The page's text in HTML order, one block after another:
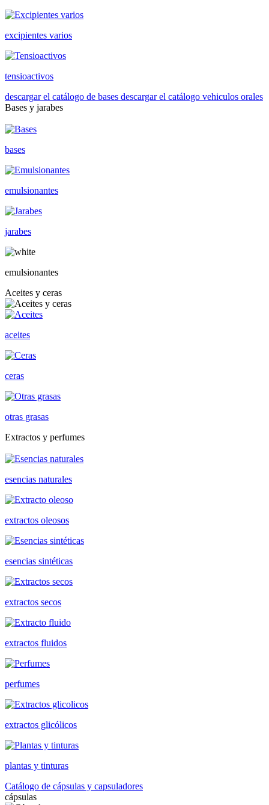
excipientes varios
tensioactivos
descargar el catálogo de bases descargar el catálogo vehiculos orales
Bases y jarabes
bases
emulsionantes
jarabes
emulsionantes
Aceites y ceras
aceites
ceras
otras grasas
Extractos y perfumes
esencias naturales
extractos oleosos
esencias sintéticas
extractos secos
extractos fluidos
perfumes
extractos glicólicos
plantas y tinturas
Catálogo de cápsulas y capsuladores
cápsulas